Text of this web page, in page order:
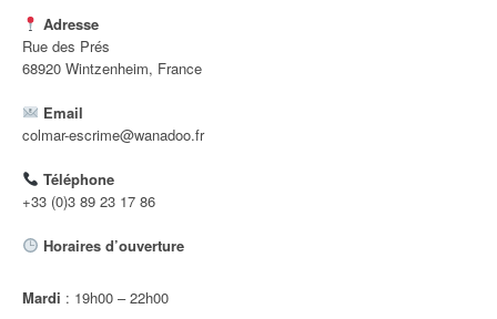
Adresse
Rue des Prés
68920 Wintzenheim, France
Email
colmar-escrime@wanadoo.fr
Téléphone
+33 (0)3 89 23 17 86
Horaires d’ouverture
Mardi : 19h00 – 22h00